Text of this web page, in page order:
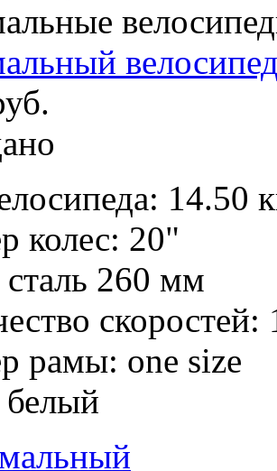
14.50
колес: 20"
сталь 260 мм
скоростей:
рамы: one size
белый